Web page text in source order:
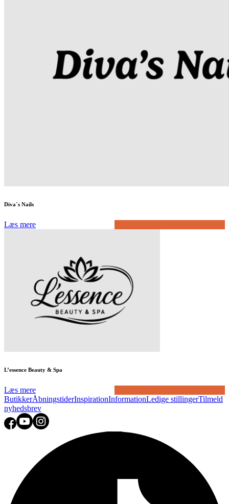
Diva´s Nails
Læs mere
L’essence Beauty & Spa
Læs mere
ButikkerÅbningstiderInspirationInformationLedige stillingerTilmeld
nyhedsbrev